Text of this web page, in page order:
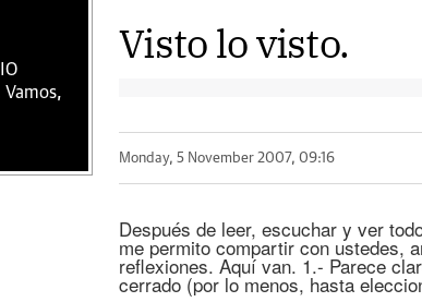
Visto lo visto.
Monday, 5 November 2007, 09:16
Después de leer, escuchar y ver
me permito compartir con ustedes,
reflexiones. Aquí van. 1.- Parece
cerrado (por lo menos, hasta
Vamos,